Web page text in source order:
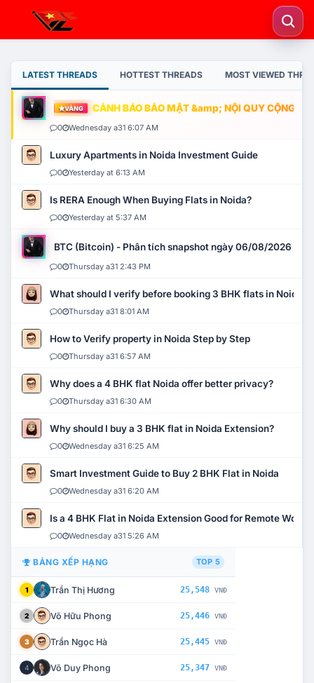
LATEST THREADS HOTTEST THREADS MOST VIEWED
VÀNG CẢNH BÁO BẢO MẬT &amp; NỘI QUY CỘNG
0 Wednesday a31 6:07 AM
Luxury Apartments in Noida Investment Guide
0 Yesterday at 6:13 AM
Is RERA Enough When Buying Flats in Noida?
0 Yesterday at 5:37 AM
BTC (Bitcoin) - Phân tích snapshot ngày 06/08/2026
0 Thursday a31 2:43 PM
What should I verify before booking 3 BHK flats in Noida?
0 Thursday a31 8:01 AM
How to Verify property in Noida Step by Step
0 Thursday a31 6:57 AM
Why does a 4 BHK flat Noida offer better privacy?
0 Thursday a31 6:30 AM
Why should I buy a 3 BHK flat in Noida Extension?
0 Wednesday a31 6:25 AM
Smart Investment Guide to Buy 2 BHK Flat in Noida
0 Wednesday a31 6:20 AM
Is a 4 BHK Flat in Noida Extension Good for Remote Work?
0 Wednesday a31 5:26 AM
BẢNG XẾP HẠNG TOP 5
1 Trần Thị Hương 25,548 VNĐ
2 Võ Hữu Phong 25,446 VNĐ
3 Trần Ngọc Hà 25,445 VNĐ
4 Võ Duy Phong 25,347 VNĐ